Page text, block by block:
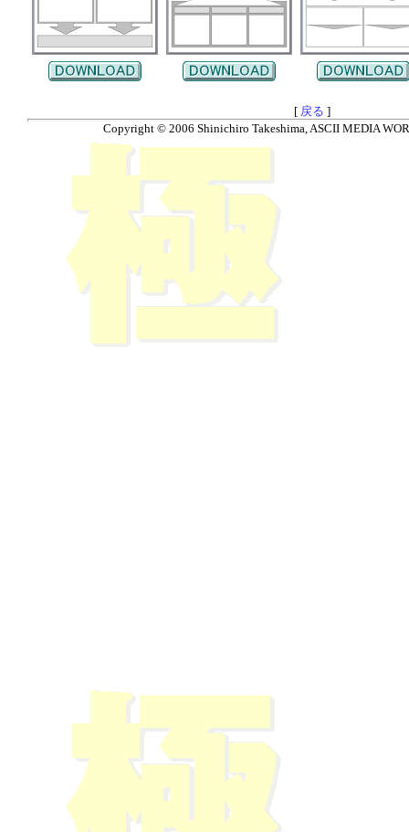
[ 戻る ]
Copyright © 2006 Shinichiro Takeshima, ASCII MEDIA